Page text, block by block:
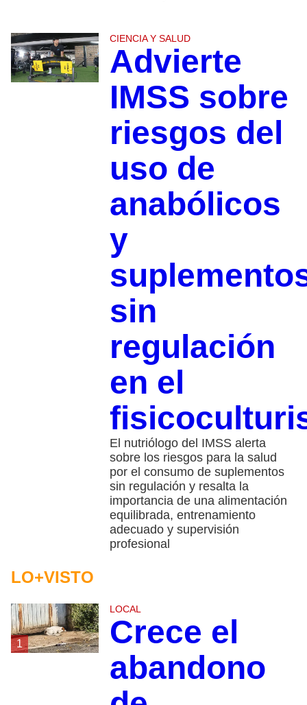
CIENCIA Y SALUD
Advierte
IMSS sobre
riesgos del
uso de
anabólicos
y
sin
regulación
en el
El nutriólogo del IMSS alerta
sobre los riesgos para la salud
por el consumo de suplementos
sin regulación y resalta la
importancia de una alimentación
equilibrada, entrenamiento
adecuado y supervisión
profesional
LO+VISTO
1
LOCAL
Crece el
abandono